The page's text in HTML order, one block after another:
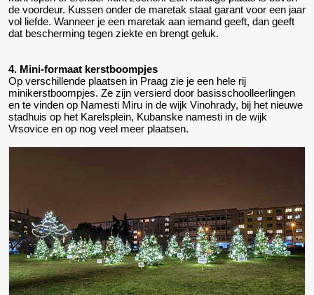
de voordeur. Kussen onder de maretak staat garant voor een jaar
vol liefde. Wanneer je een maretak aan iemand geeft, dan geeft
dat bescherming tegen ziekte en brengt geluk.
4. Mini-formaat kerstboompjes
Op verschillende plaatsen in Praag zie je een hele rij
minikerstboompjes. Ze zijn versierd door basisschoolleerlingen
en te vinden op Namesti Miru in de wijk Vinohrady, bij het nieuwe
stadhuis op het Karelsplein, Kubanske namesti in de wijk
Vrsovice en op nog veel meer plaatsen.